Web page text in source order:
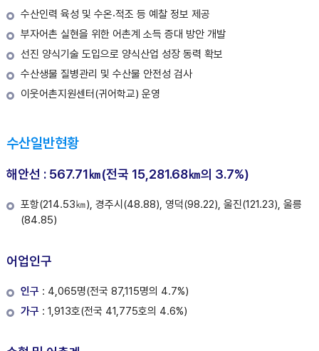
수산인력 육성 및 수온⸳적조 등 예찰 정보 제공
부자어촌 실현을 위한 어촌계 소득 증대 방안 개발
선진 양식기술 도입으로 양식산업 성장 동력 확보
수산생물 질병관리 및 수산물 안전성 검사
이웃어촌지원센터(귀어학교) 운영
수산일반현황
해안선 : 567.71㎞(전국 15,281.68㎞의 3.7%)
포항(214.53㎞), 경주시(48.88), 영덕(98.22), 울진(121.23), 울릉
(84.85)
어업인구
인구 : 4,065명(전국 87,115명의 4.7%)
가구 : 1,913호(전국 41,775호의 4.6%)